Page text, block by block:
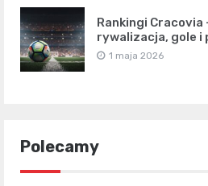
Rankingi Cracovia
rywalizacja, gole i
1 maja 2026
Polecamy